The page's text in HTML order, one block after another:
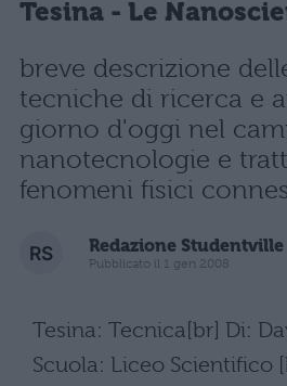
Tesina - Le
breve descrizione
tecniche di ricerca e
giorno d'oggi nel
nanotecnologie e
fenomeni fisici
Redazione Studentville
Pubblicato il 1 gen 2008
Tesina: Tecnica[br] Di:
Scuola: Liceo Scientifico